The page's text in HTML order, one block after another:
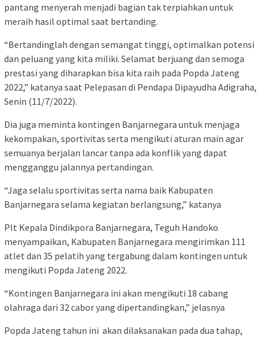
pantang menyerah menjadi bagian tak terpiahkan untuk
meraih hasil optimal saat bertanding.
“Bertandinglah dengan semangat tinggi, optimalkan potensi
dan peluang yang kita miliki. Selamat berjuang dan semoga
prestasi yang diharapkan bisa kita raih pada Popda Jateng
2022,” katanya saat Pelepasan di Pendapa Dipayudha Adigraha,
Senin (11/7/2022).
Dia juga meminta kontingen Banjarnegara untuk menjaga
kekompakan, sportivitas serta mengikuti aturan main agar
semuanya berjalan lancar tanpa ada konflik yang dapat
mengganggu jalannya pertandingan.
“Jaga selalu sportivitas serta nama baik Kabupaten
Banjarnegara selama kegiatan berlangsung,” katanya
Plt Kepala Dindikpora Banjarnegara, Teguh Handoko
menyampaikan, Kabupaten Banjarnegara mengirimkan 111
atlet dan 35 pelatih yang tergabung dalam kontingen untuk
mengikuti Popda Jateng 2022.
“Kontingen Banjarnegara ini akan mengikuti 18 cabang
olahraga dari 32 cabor yang dipertandingkan,” jelasnya
Popda Jateng tahun ini akan dilaksanakan pada dua tahap,